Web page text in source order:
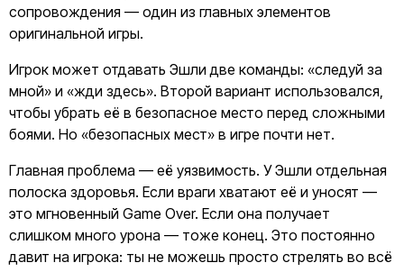
сопровождения — один из главных элементов
оригинальной игры.
Игрок может отдавать Эшли две команды: «следуй за
мной» и «жди здесь». Второй вариант использовался,
чтобы убрать её в безопасное место перед сложными
боями. Но «безопасных мест» в игре почти нет.
Главная проблема — её уязвимость. У Эшли отдельная
полоска здоровья. Если враги хватают её и уносят —
это мгновенный Game Over. Если она получает
слишком много урона — тоже конец. Это постоянно
давит на игрока: ты не можешь просто стрелять во всё